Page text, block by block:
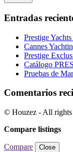
Entradas
Prestige
Cannes
Prestige
Catálogo
Pruebas de
Comentarios
© Houzez - All rights
Compare listings
Compare Close